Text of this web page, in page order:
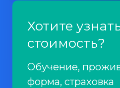
Хотите
стоимость?
Обучение,
форма, страховка